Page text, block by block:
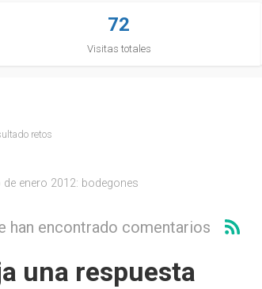
72
Visitas totales
retos
de enero 2012: bodegones
han encontrado comentarios
una respuesta